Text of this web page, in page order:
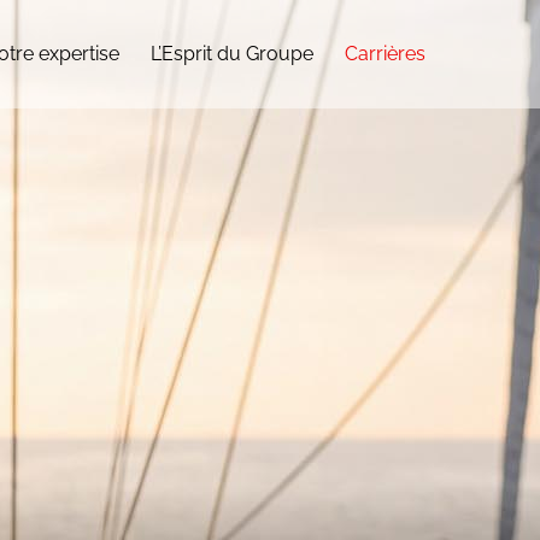
expertise L’Esprit du Groupe Carrières